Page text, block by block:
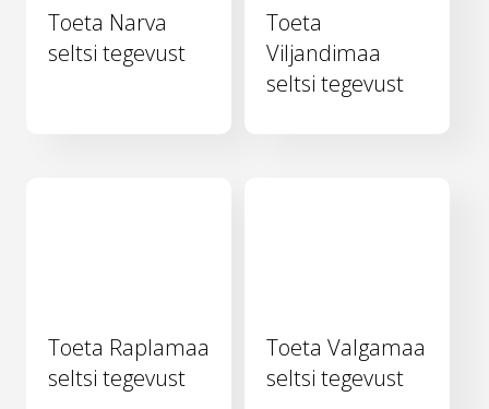
Toeta Narva
seltsi tegevust
Toeta
Viljandimaa
seltsi tegevust
Toeta Raplamaa
seltsi tegevust
Toeta Valgamaa
seltsi tegevust